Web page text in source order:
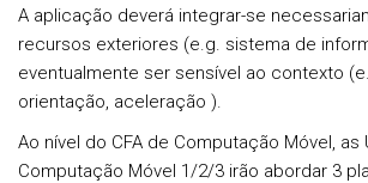
A aplicação deverá integrar-se
recursos exteriores (e.g. sistema de
eventualmente ser sensível ao contexto
orientação, aceleração ).
Ao nível do CFA de Computação Móvel, as
Computação Móvel 1/2/3 irão abordar 3